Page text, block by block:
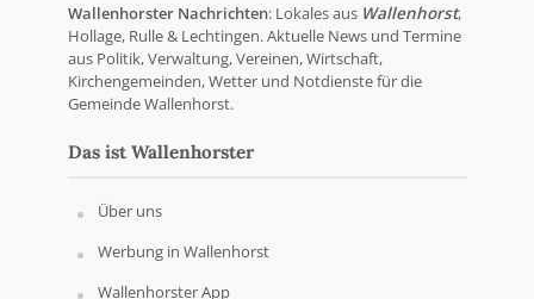
Wallenhorster Nachrichten: Lokales aus Wallenhorst,
Hollage, Rulle & Lechtingen. Aktuelle News und Termine
aus Politik, Verwaltung, Vereinen, Wirtschaft,
Kirchengemeinden, Wetter und Notdienste für die
Gemeinde Wallenhorst.
Das ist Wallenhorster
Über uns
Werbung in Wallenhorst
Wallenhorster App